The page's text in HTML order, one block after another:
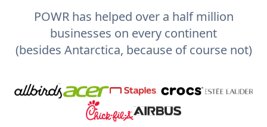
POWR has helped over a half million
businesses on every continent
(besides Antarctica, because of course not)